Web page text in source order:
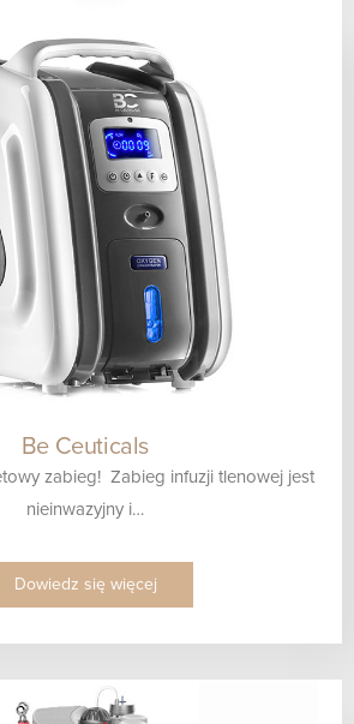
Be Ceuticals
zabieg! Zabieg infuzji tlenowej jest
nieinwazyjny i…
Dowiedz się więcej